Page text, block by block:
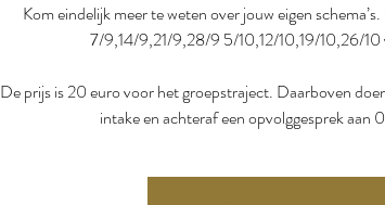
Kom eindelijk meer te weten over jouw eigen
7/9,14/9,21/9,28/9 5/10,12/10,19/10,26/10
De prijs is 20 euro voor het groepstraject. Daarboven
intake en achteraf een opvolggesprek aan